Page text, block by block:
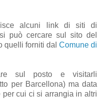
alcuni link di siti di
può cercare sul sito del
quelli forniti dal Comune di
sul posto e visitarli
per Barcellona) ma data
cui ci si arrangia in altri